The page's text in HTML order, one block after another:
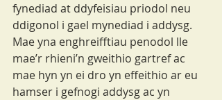
fynediad at ddyfeisiau priodol neu
ddigonol i gael mynediad i addysg.
Mae yna enghreifftiau penodol lle
mae’r rhieni’n gweithio gartref ac
mae hyn yn ei dro yn effeithio ar eu
hamser i gefnogi addysg ac yn